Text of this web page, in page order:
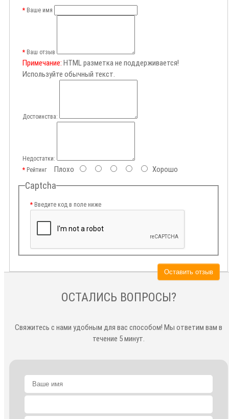
Ваше имя
Ваш отзыв
Примечание: HTML разметка не поддерживается!
Используйте обычный текст.
Достоинства:
Недостатки:
РейтингПлохо Хорошо
Captcha
Введите код в поле ниже
Оставить отзыв
ОСТАЛИСЬ ВОПРОСЫ?
Свяжитесь с нами удобным для вас способом! Мы ответим вам в
течение 5 минут.